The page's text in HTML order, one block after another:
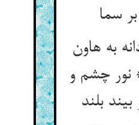
سما
به هاون
نور چشم و
بلند